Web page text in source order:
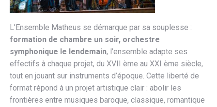
L’Ensemble Matheus se démarque par sa souplesse :
formation de chambre un soir, orchestre
symphonique le lendemain, l’ensemble adapte ses
effectifs à chaque projet, du XVII ème au XXI ème siècle,
tout en jouant sur instruments d’époque. Cette liberté de
format répond à un projet artistique clair : abolir les
frontières entre musiques baroque, classique, romantique